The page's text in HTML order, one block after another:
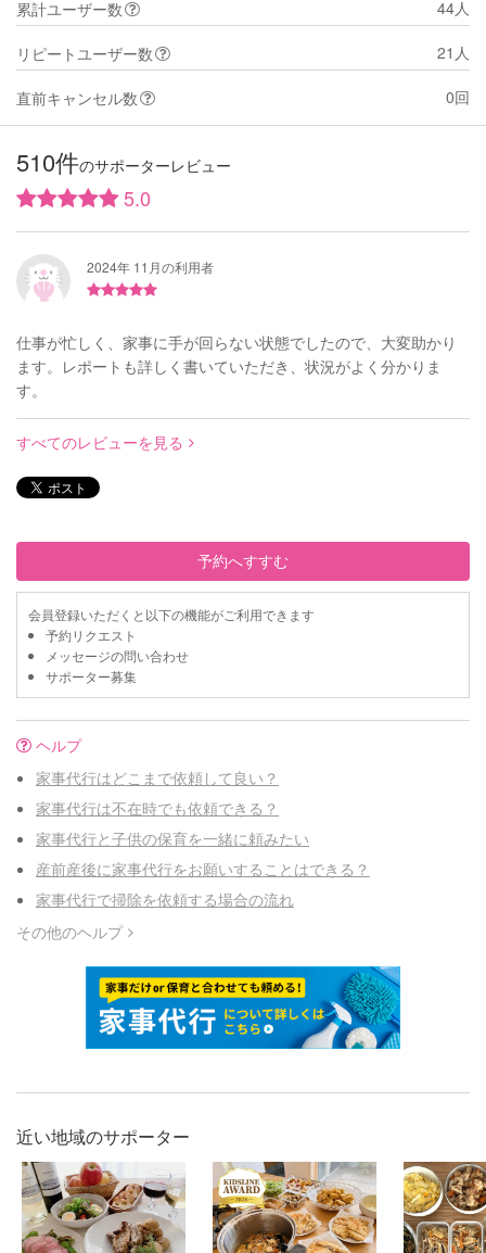
累計ユーザー数 44人
リピートユーザー数 21人
直前キャンセル数 0回
510件のサポーターレビュー
5.0
2024年 11月の利用者
仕事が忙しく、家事に手が回らない状態でしたので、大変助かり
ます。レポートも詳しく書いていただき、状況がよく分かりま
す。
すべてのレビューを見る
予約へすすむ
会員登録いただくと以下の機能がご利用できます
予約リクエスト
メッセージの問い合わせ
サポーター募集
ヘルプ
家事代行はどこまで依頼して良い？
家事代行は不在時でも依頼できる？
家事代行と子供の保育を一緒に頼みたい
産前産後に家事代行をお願いすることはできる？
家事代行で掃除を依頼する場合の流れ
その他のヘルプ
近い地域のサポーター